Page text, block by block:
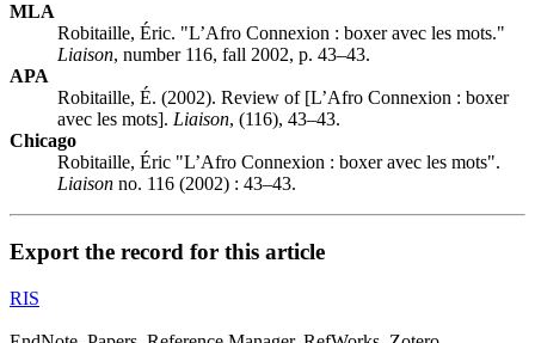
MLA
Robitaille, Éric. "L’Afro Connexion : boxer avec les mots."
Liaison, number 116, fall 2002, p. 43–43.
APA
Robitaille, É. (2002). Review of [L’Afro Connexion : boxer
avec les mots]. Liaison, (116), 43–43.
Chicago
Robitaille, Éric "L’Afro Connexion : boxer avec les mots".
Liaison no. 116 (2002) : 43–43.
Export the record for this article
RIS